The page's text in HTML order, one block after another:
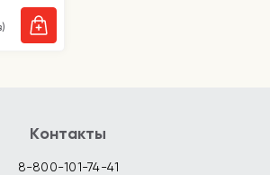
Контакты
8-800-101-74-41